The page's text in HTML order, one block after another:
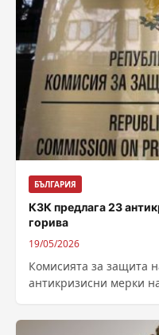
БЪЛГАРИЯ
КЗК предлага 23
горива
19/05/2026
Комисията за защита
антикризисни мерки